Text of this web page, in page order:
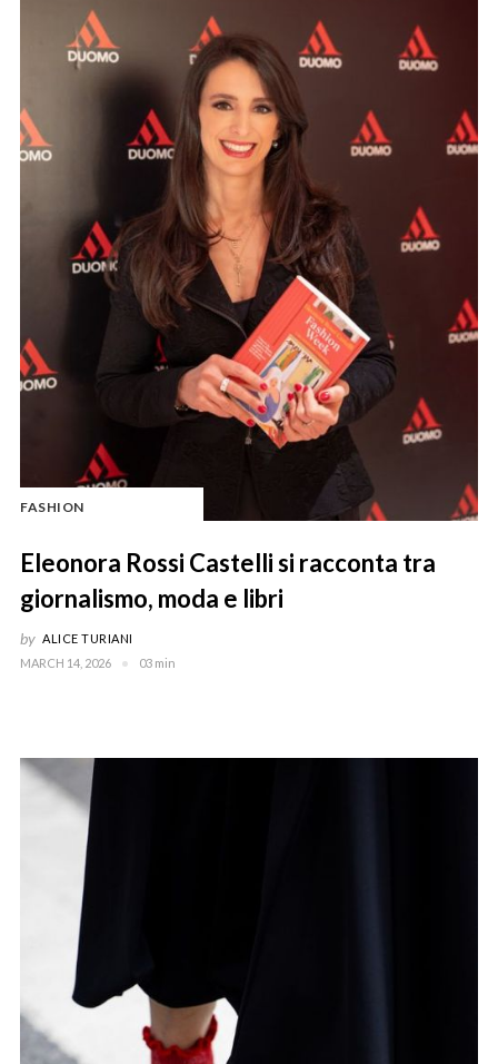
FASHION
Eleonora Rossi Castelli si racconta tra
giornalismo, moda e libri
by ALICE TURIANI
MARCH 14, 2026
03 min